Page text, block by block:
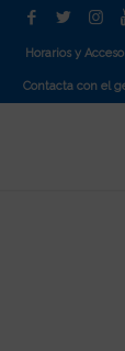
Horarios y
Contacta con el